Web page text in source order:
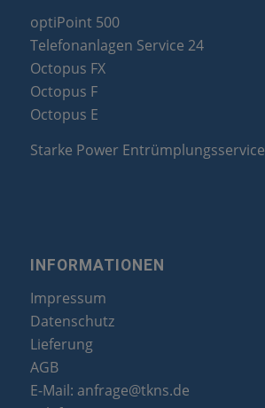
optiPoint 500
Telefonanlagen Service 24
Octopus FX
Octopus F
Octopus E
Starke Power Entrümplungsservice
INFORMATIONEN
Impressum
Datenschutz
Lieferung
AGB
E-Mail: anfrage@tkns.de